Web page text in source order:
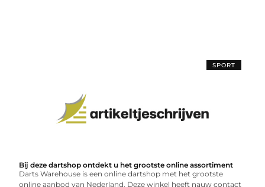
SPORT
Bij deze dartshop ontdekt u het grootste online assortiment
Darts Warehouse is een online dartshop met het grootste
online aanbod van Nederland. Deze winkel heeft nauw contact